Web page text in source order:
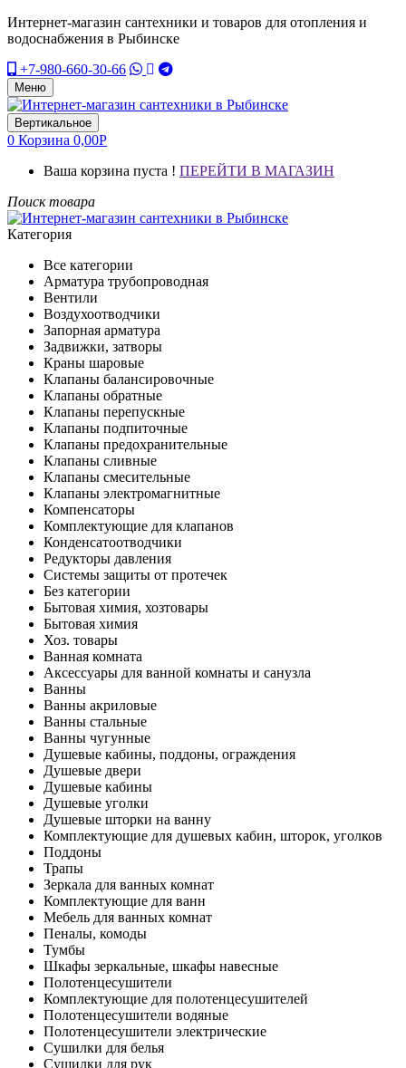
Интернет-магазин сантехники и товаров для отопления и
водоснабжения в Рыбинске
+7-980-660-30-66
Меню
Вертикальное
0 Корзина 0,00Р
Ваша корзина пуста ! ПЕРЕЙТИ В МАГАЗИН
Поиск товара
Категория
Все категории
Арматура трубопроводная
Вентили
Воздухоотводчики
Запорная арматура
Задвижки, затворы
Краны шаровые
Клапаны балансировочные
Клапаны обратные
Клапаны перепускные
Клапаны подпиточные
Клапаны предохранительные
Клапаны сливные
Клапаны смесительные
Клапаны электромагнитные
Компенсаторы
Комплектующие для клапанов
Конденсатоотводчики
Редукторы давления
Системы защиты от протечек
Без категории
Бытовая химия, хозтовары
Бытовая химия
Хоз. товары
Ванная комната
Аксессуары для ванной комнаты и санузла
Ванны
Ванны акриловые
Ванны стальные
Ванны чугунные
Душевые кабины, поддоны, ограждения
Душевые двери
Душевые кабины
Душевые уголки
Душевые шторки на ванну
Комплектующие для душевых кабин, шторок, уголков
Поддоны
Трапы
Зеркала для ванных комнат
Комплектующие для ванн
Мебель для ванных комнат
Пеналы, комоды
Тумбы
Шкафы зеркальные, шкафы навесные
Полотенцесушители
Комплектующие для полотенцесушителей
Полотенцесушители водяные
Полотенцесушители электрические
Сушилки для белья
Сушилки для рук